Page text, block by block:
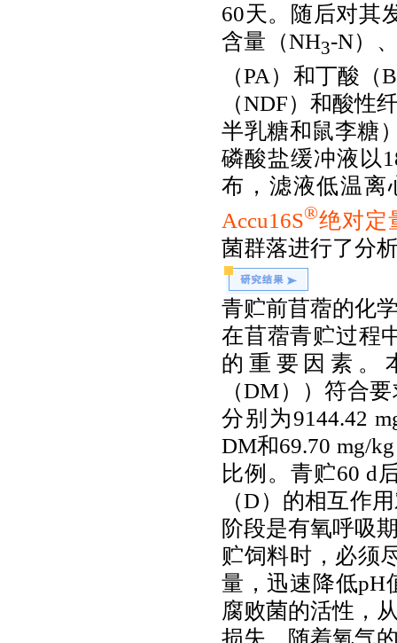
60天。随后对其
含量（NH3-N）
（PA ）和丁酸（
（NDF）和酸性
半乳糖和鼠李糖
磷酸盐缓冲液以
布，滤液低温离
Accu16S®绝对定
菌群落进行了分
青贮前苜蓿的化
在苜蓿青贮过程
的重要因素。
（DM））符合
分别为9144.42
DM和69.70 mg/
比例。 青贮60 d
（D ）的相互作
阶段是有氧呼吸
贮饲料时，必须
量，迅速降低pH
腐败菌的活性，
损失。随着氧气